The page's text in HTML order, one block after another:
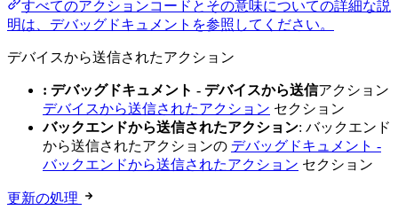
すべてのアクションコードとその意味についての詳細な説
明は、デバッグドキュメントを参照してください。
デバイスから送信されたアクション
: デバッグドキュメント - デバイスから送信アクション
デバイスから送信されたアクション セクション
バックエンドから送信されたアクション: バックエンド
から送信されたアクションの デバッグドキュメント -
バックエンドから送信されたアクション セクション
更新の処理